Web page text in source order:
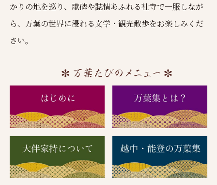
かりの地を巡り、歌碑や誌情あふれる社寺で一服しなが
ら、万葉の世界に浸れる文学・観光散歩をお楽しみくだ
さい。